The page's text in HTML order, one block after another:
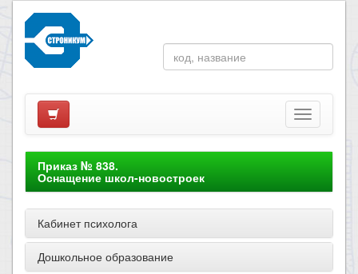
Приказ № 838.
Оснащение школ-новостроек
Кабинет психолога
Дошкольное образование